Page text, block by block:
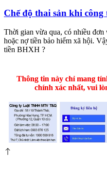
Chế độ thai sản khi
Thời gian vừa qua, có nhiều đơn
hoặc nợ tiền bảo hiểm xã hội.
tiền BHXH ?
Thông tin này chỉ mang
chính xác nhất, vui